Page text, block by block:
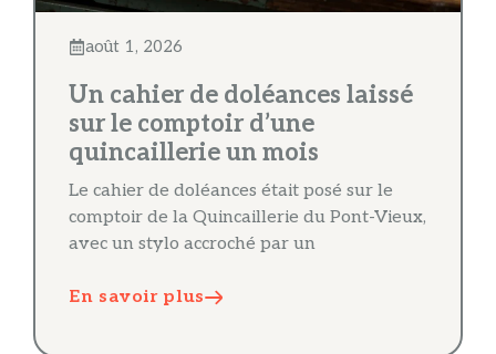
août 1, 2026
Un cahier de doléances laissé
sur le comptoir d’une
quincaillerie un mois
Le cahier de doléances était posé sur le
comptoir de la Quincaillerie du Pont-Vieux,
avec un stylo accroché par un
En savoir plus